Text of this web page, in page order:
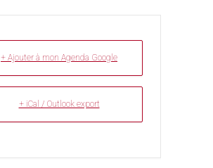
+ Ajouter à mon Agenda Google
+ iCal / Outlook export